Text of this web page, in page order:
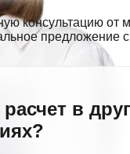
консультацию от
предложение
в